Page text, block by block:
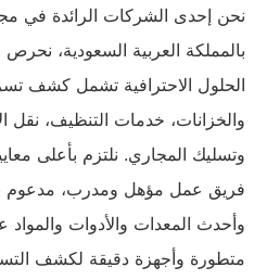
نحن إحدى الشركات الرائدة في
بالمملكة العربية السعودية،
الحلول الاحترافية تشمل كشف
والخزانات، خدمات التنظيف، نقل
وتسليك المجاري. نلتزم بأعلى
فريق عمل مؤهل ومدرب، مدعوم
وأحدث المعدات والأدوات والمواد
متطورة وأجهزة دقيقة لكشف